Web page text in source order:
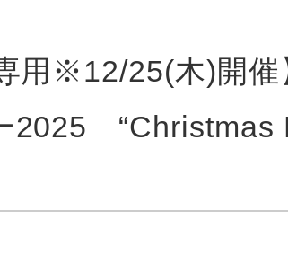
用※12/25(木)開催
“Christmas